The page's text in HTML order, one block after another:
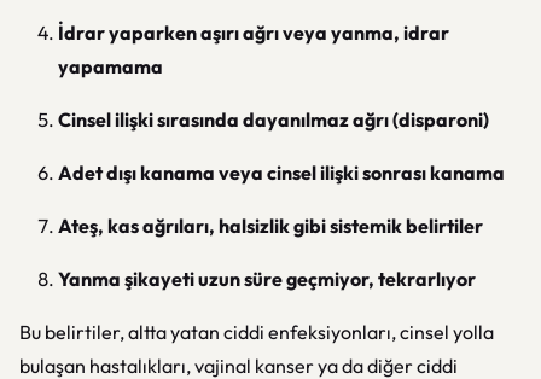
İdrar yaparken aşırı ağrı veya yanma, idrar
yapamama
Cinsel ilişki sırasında dayanılmaz ağrı (disparoni)
Adet dışı kanama veya cinsel ilişki sonrası kanama
Ateş, kas ağrıları, halsizlik gibi sistemik belirtiler
Yanma şikayeti uzun süre geçmiyor, tekrarlıyor
Bu belirtiler, altta yatan ciddi enfeksiyonları, cinsel yolla
bulaşan hastalıkları, vajinal kanser ya da diğer ciddi